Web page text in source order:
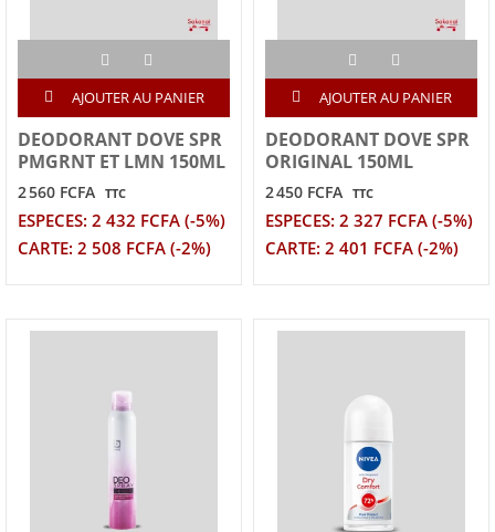
AJOUTER AU PANIER
DEODORANT DOVE SPR
PMGRNT ET LMN 150ML
2 560 FCFA TTC
ESPECES: 2 432 FCFA (-5%)
CARTE: 2 508 FCFA (-2%)
AJOUTER AU PANIER
DEODORANT DOVE SPR
ORIGINAL 150ML
2 450 FCFA TTC
ESPECES: 2 327 FCFA (-5%)
CARTE: 2 401 FCFA (-2%)